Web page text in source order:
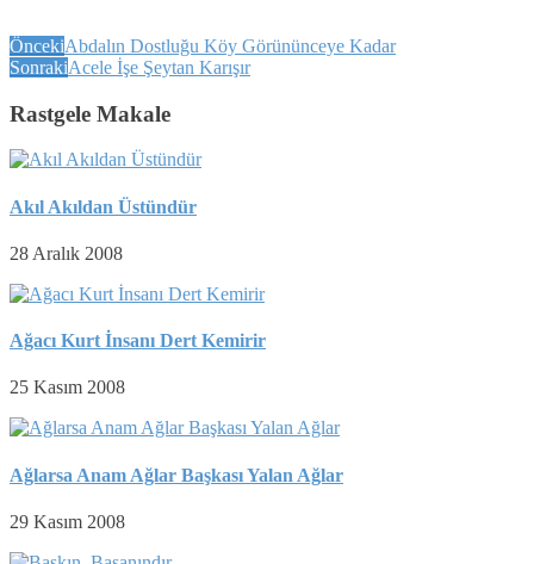
ÖncekiAbdalın Dostluğu Köy Görününceye Kadar
SonrakiAcele İşe Şeytan Karışır
Rastgele Makale
Akıl Akıldan Üstündür
28 Aralık 2008
Ağacı Kurt İnsanı Dert Kemirir
25 Kasım 2008
Ağlarsa Anam Ağlar Başkası Yalan Ağlar
29 Kasım 2008